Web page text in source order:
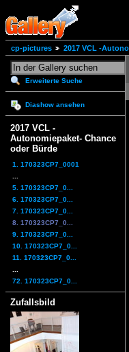
cp-pictures 2017 VCL -
Erweiterte Suche
Diashow ansehen
2017 VCL -
Autonomiepaket- Chance
oder Bürde
1. 170323CP7_0001
5. 170323CP7_0...
6. 170323CP7_0...
7. 170323CP7_0...
8. 170323CP7_0...
9. 170323CP7_0...
10. 170323CP7_0...
11. 170323CP7_0...
72. 170323CP7_0...
Zufallsbild